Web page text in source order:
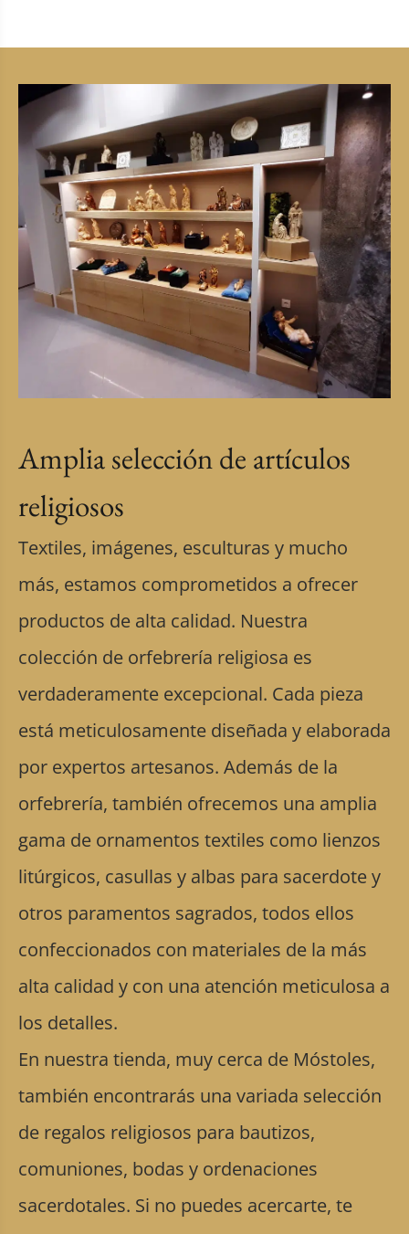
Amplia selección de artículos
religiosos
Textiles, imágenes, esculturas y mucho
más, estamos comprometidos a ofrecer
productos de alta calidad. Nuestra
colección de orfebrería religiosa es
verdaderamente excepcional. Cada pieza
está meticulosamente diseñada y elaborada
por expertos artesanos. Además de la
orfebrería, también ofrecemos una amplia
gama de ornamentos textiles como lienzos
litúrgicos, casullas y albas para sacerdote y
otros paramentos sagrados, todos ellos
confeccionados con materiales de la más
alta calidad y con una atención meticulosa a
los detalles.
En nuestra tienda, muy cerca de Móstoles,
también encontrarás una variada selección
de regalos religiosos para bautizos,
comuniones, bodas y ordenaciones
sacerdotales. Si no puedes acercarte, te